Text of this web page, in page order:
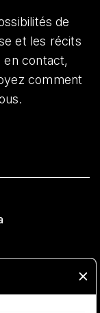
de
et les récits
en contact,
comment